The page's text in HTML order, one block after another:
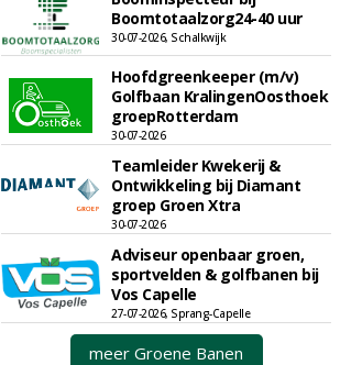
Boomtotaalzorg24-40 uur
30-07-2026, Schalkwijk
Hoofdgreenkeeper (m/v)
Golfbaan KralingenOosthoek
groepRotterdam
30-07-2026
Teamleider Kwekerij &
Ontwikkeling bij Diamant
groep Groen Xtra
30-07-2026
Adviseur openbaar groen,
sportvelden & golfbanen bij
Vos Capelle
27-07-2026, Sprang-Capelle
meer Groene Banen